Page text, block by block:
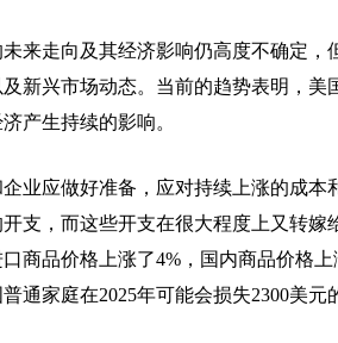
走向及其经济影响仍高度不确定，
新兴市场动态。当前的趋势表明，美
产生持续的影响。
应做好准备，应对持续上涨的成本
支，而这些开支在很大程度上又转嫁
商品价格上涨了4%，国内商品价格
通家庭在2025年可能会损失2300美元